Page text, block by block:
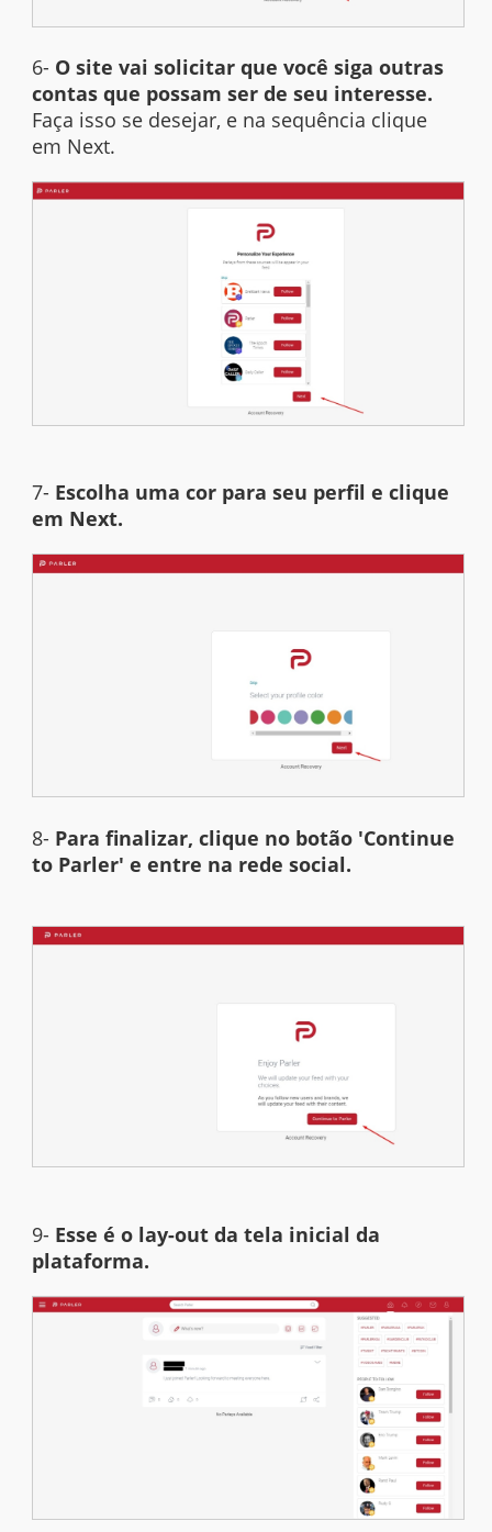
6- O site vai solicitar que você siga outras
contas que possam ser de seu interesse.
Faça isso se desejar, e na sequência clique
em Next.
7- Escolha uma cor para seu perfil e clique
em Next.
8- Para finalizar, clique no botão 'Continue
to Parler' e entre na rede social.
9- Esse é o lay-out da tela inicial da
plataforma.